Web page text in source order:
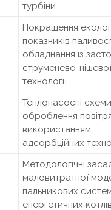
турбіни
Покращення
показників
обладнання із
струменево-нішевої
технології
Теплонасосні схеми
оброблення
використанням
адсорбційних
Методологічні
маловитратної
пальникових
енергетичних